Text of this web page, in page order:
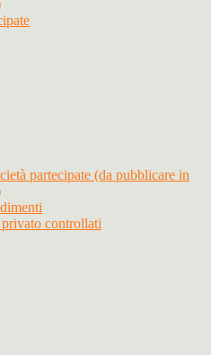
partecipate (da pubblicare in
controllati